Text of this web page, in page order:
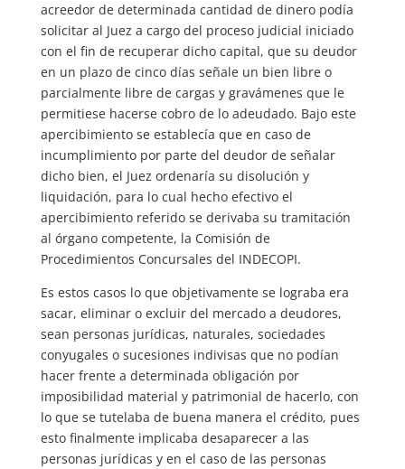
acreedor de determinada cantidad de dinero podía
solicitar al Juez a cargo del proceso judicial iniciado
con el fin de recuperar dicho capital, que su deudor
en un plazo de cinco días señale un bien libre o
parcialmente libre de cargas y gravámenes que le
permitiese hacerse cobro de lo adeudado. Bajo este
apercibimiento se establecía que en caso de
incumplimiento por parte del deudor de señalar
dicho bien, el Juez ordenaría su disolución y
liquidación, para lo cual hecho efectivo el
apercibimiento referido se derivaba su tramitación
al órgano competente, la Comisión de
Procedimientos Concursales del INDECOPI.
Es estos casos lo que objetivamente se lograba era
sacar, eliminar o excluir del mercado a deudores,
sean personas jurídicas, naturales, sociedades
conyugales o sucesiones indivisas que no podían
hacer frente a determinada obligación por
imposibilidad material y patrimonial de hacerlo, con
lo que se tutelaba de buena manera el crédito, pues
esto finalmente implicaba desaparecer a las
personas jurídicas y en el caso de las personas